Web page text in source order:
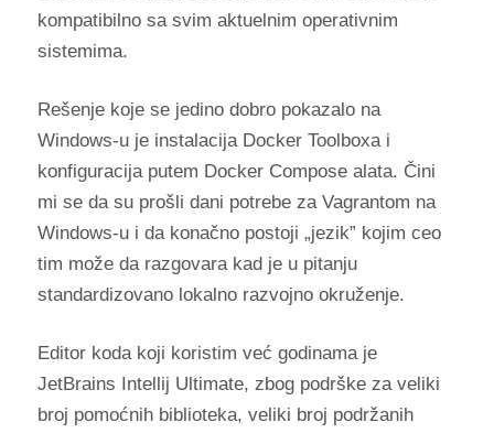
kompatibilno sa svim aktuelnim operativnim
sistemima.
Rešenje koje se jedino dobro pokazalo na
Windows-u je instalacija Docker Toolboxa i
konfiguracija putem Docker Compose alata. Čini
mi se da su prošli dani potrebe za Vagrantom na
Windows-u i da konačno postoji „jezik” kojim ceo
tim može da razgovara kad je u pitanju
standardizovano lokalno razvojno okruženje.
Editor koda koji koristim već godinama je
JetBrains Intellij Ultimate, zbog podrške za veliki
broj pomoćnih biblioteka, veliki broj podržanih